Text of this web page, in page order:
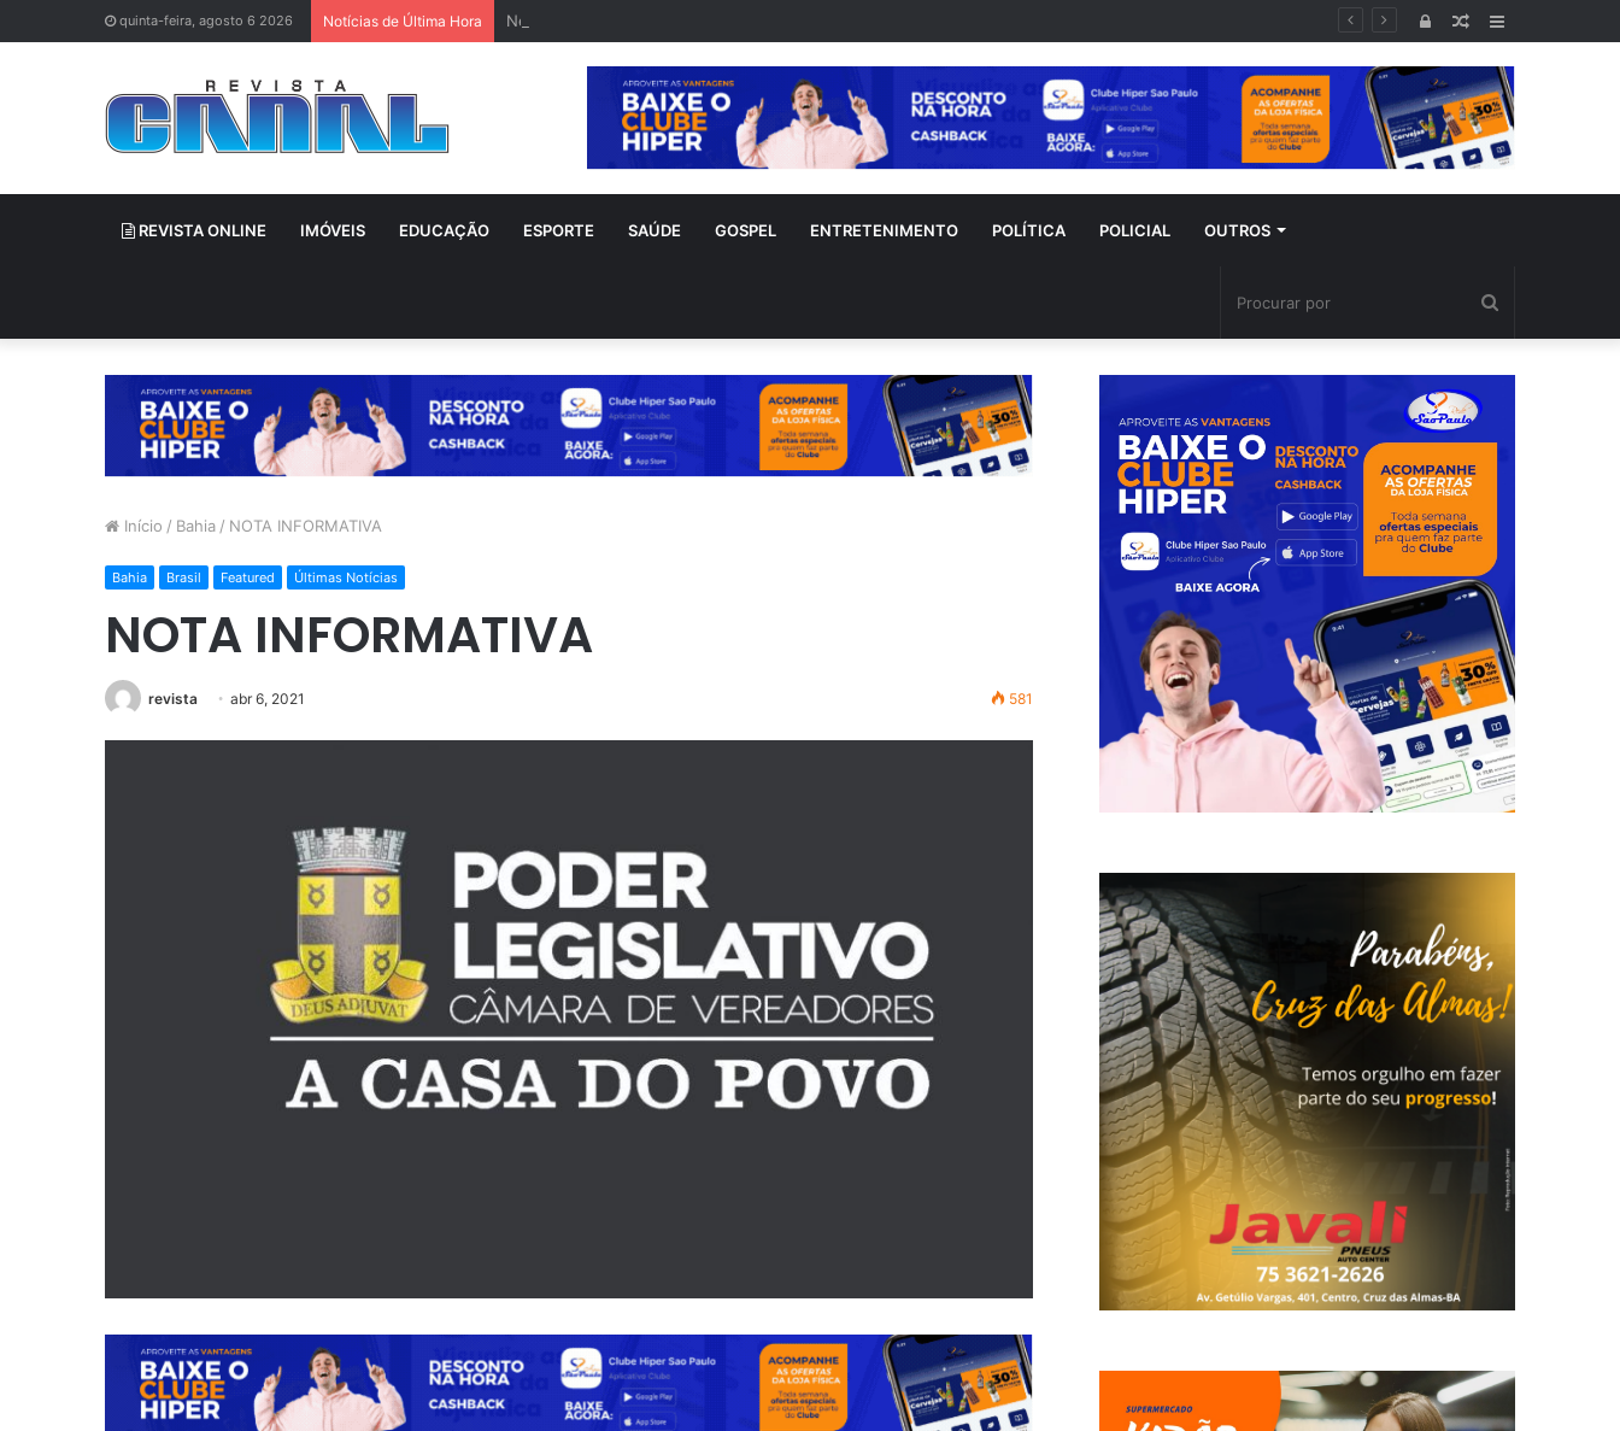
quinta-feira, agosto 6 2026 Notícias de Última Hora Netinho sofre acidente doméstico durante tratamento de novo câncer
Lateral
Artigo
aleatório
Entrar
REVISTA ONLINE IMÓVEIS EDUCAÇÃO ESPORTE SAÚDE GOSPEL ENTRETENIMENTO POLÍTICA POLICIAL OUTROS
por
Início / Bahia / NOTA INFORMATIVA
Bahia Brasil Featured Últimas Notícias
NOTA INFORMATIVA
revista abr 6, 2021 581